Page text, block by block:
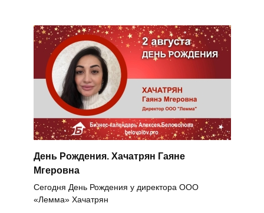
День Рождения. Хачатрян Гаяне
Мгеровна
Сегодня День Рождения у директора ООО
«Лемма» Хачатрян